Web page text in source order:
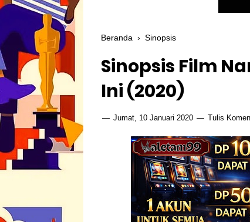
Beranda › Sinopsis
Sinopsis Film
Ini (2020)
Jumat, 10 Januari 2020 Tulis